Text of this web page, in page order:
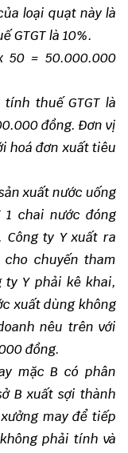
loại quạt này là
GTGT là 10%.
50 = 50.000.000
thuế GTGT là
đồng. Đơn vị
hoá đơn xuất tiêu
xuất nước uống
1 chai nước đóng
ty Y xuất ra
chuyến tham
ty Y phải kê khai,
xuất dùng không
nêu trên với
đồng.
mặc B có phân
B xuất sợi thành
may để tiếp
phải tính và